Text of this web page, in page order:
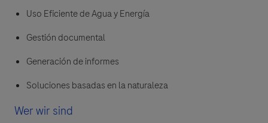
Uso Eficiente de Agua y Energía
Gestión documental
Generación de informes
Soluciones basadas en la naturaleza
Wer wir sind